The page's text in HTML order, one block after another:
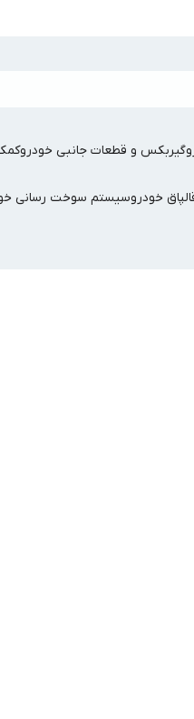
گیربکس و قطعات جانبی خودرو
خودروسیستم سوخت رسانی